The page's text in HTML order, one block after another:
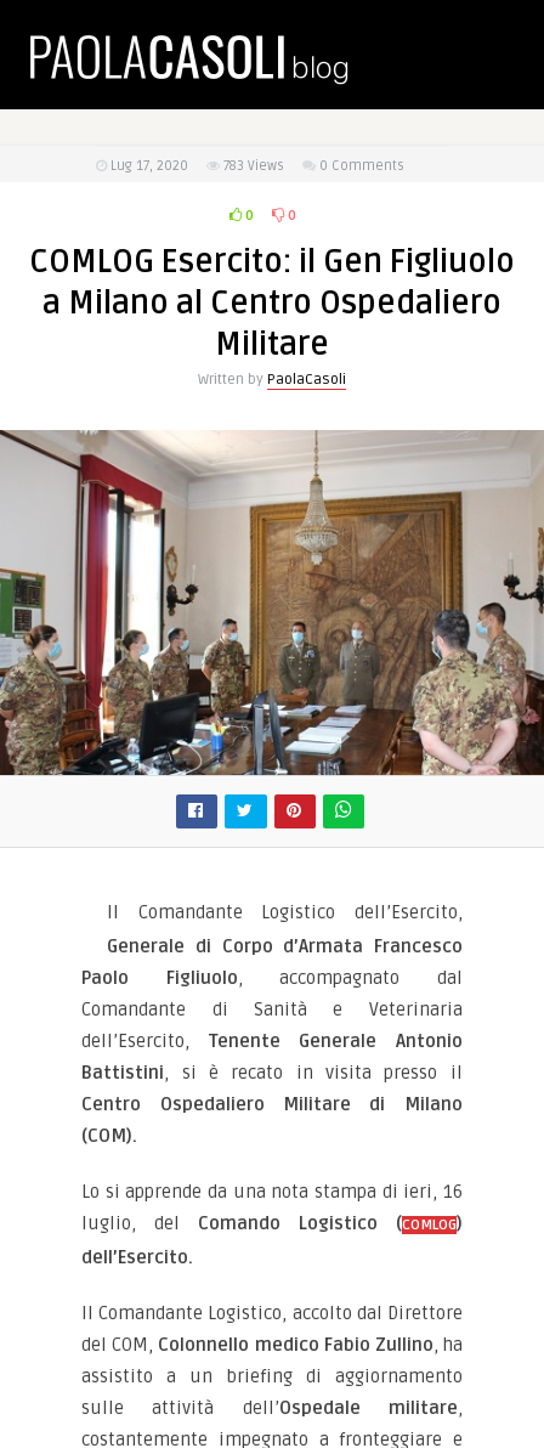
Lug 17, 2020 783 Views 0 Comments
0 0
COMLOG Esercito: il Gen Figliuolo
a Milano al Centro Ospedaliero
Militare
Written by PaolaCasoli
Il Comandante Logistico dell’Esercito,
Generale di Corpo d’Armata Francesco
Paolo Figliuolo, accompagnato dal
Comandante di Sanità e Veterinaria
dell’Esercito, Tenente Generale Antonio
Battistini, si è recato in visita presso il
Centro Ospedaliero Militare di Milano
(COM).
Lo si apprende da una nota stampa di ieri, 16
luglio, del Comando Logistico (COMLOG)
dell’Esercito.
Il Comandante Logistico, accolto dal Direttore
del COM, Colonnello medico Fabio Zullino, ha
assistito a un briefing di aggiornamento
sulle attività dell’Ospedale militare,
costantemente impegnato a fronteggiare e